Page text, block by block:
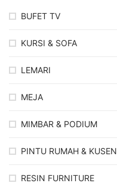
BUFET TV
KURSI & SOFA
LEMARI
MEJA
MIMBAR & PODIUM
PINTU RUMAH & KUSEN
RESIN FURNITURE